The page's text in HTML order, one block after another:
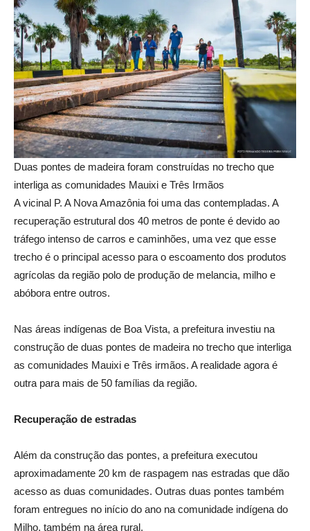
Duas pontes de madeira foram construídas no trecho que
interliga as comunidades Mauixi e Três Irmãos
A vicinal P. A Nova Amazônia foi uma das contempladas. A
recuperação estrutural dos 40 metros de ponte é devido ao
tráfego intenso de carros e caminhões, uma vez que esse
trecho é o principal acesso para o escoamento dos produtos
agrícolas da região polo de produção de melancia, milho e
abóbora entre outros.
Nas áreas indígenas de Boa Vista, a prefeitura investiu na
construção de duas pontes de madeira no trecho que interliga
as comunidades Mauixi e Três irmãos. A realidade agora é
outra para mais de 50 famílias da região.
Recuperação de estradas
Além da construção das pontes, a prefeitura executou
aproximadamente 20 km de raspagem nas estradas que dão
acesso as duas comunidades. Outras duas pontes também
foram entregues no início do ano na comunidade indígena do
Milho, também na área rural.